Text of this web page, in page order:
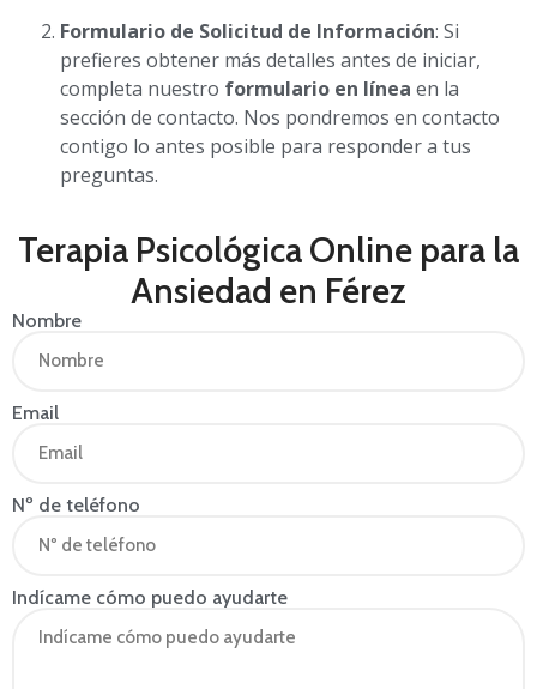
Formulario de Solicitud de Información: Si
prefieres obtener más detalles antes de iniciar,
completa nuestro formulario en línea en la
sección de contacto. Nos pondremos en contacto
contigo lo antes posible para responder a tus
preguntas.
Terapia Psicológica Online para la
Ansiedad en Férez
Nombre
Email
Nº de teléfono
Indícame cómo puedo ayudarte